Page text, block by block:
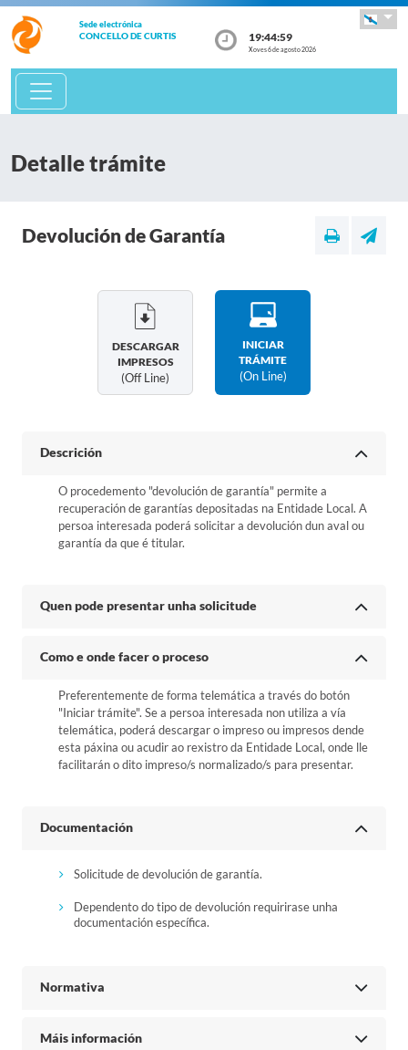
Sede electrónica
CONCELLO DE CURTIS 19:44:59
Xoves 6 de agosto 2026
Detalle trámite
Devolución de Garantía
DESCARGAR
IMPRESOS
(off Line)
INICIAR
TRÁMITE
(on Line)
Descrición
O procedemento "devolución de garantía" permite a
recuperación de garantías depositadas na Entidade Local. A
persoa interesada poderá solicitar a devolución dun aval ou
garantía da que é titular.
Quen pode presentar unha solicitude
Como e onde facer o proceso
Preferentemente de forma telemática a través do botón
"Iniciar trámite". Se a persoa interesada non utiliza a vía
telemática, poderá descargar o impreso ou impresos dende
esta páxina ou acudir ao rexistro da Entidade Local, onde lle
facilitarán o dito impreso/s normalizado/s para presentar.
Documentación
Solicitude de devolución de garantía.
Dependento do tipo de devolución requirirase unha
documentación específica.
Normativa
Máis información